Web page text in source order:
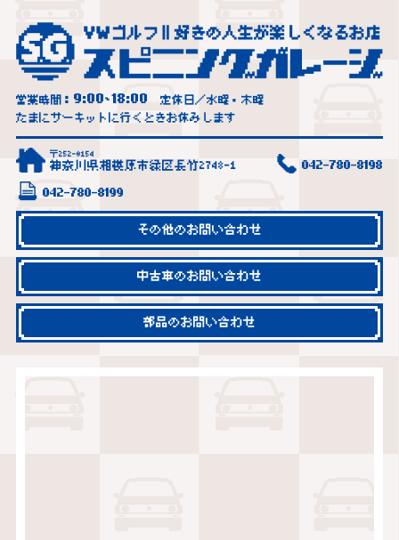
営業時間： 9:00~18:00
定休日／水曜・木曜
たまにサーキットに行くときお休みします
〒252-0154
神奈川県相模原市緑区長竹2748-1 042-780-8198
042-780-8199
その他のお問い合わせ
中古車のお問い合わせ
部品のお問い合わせ